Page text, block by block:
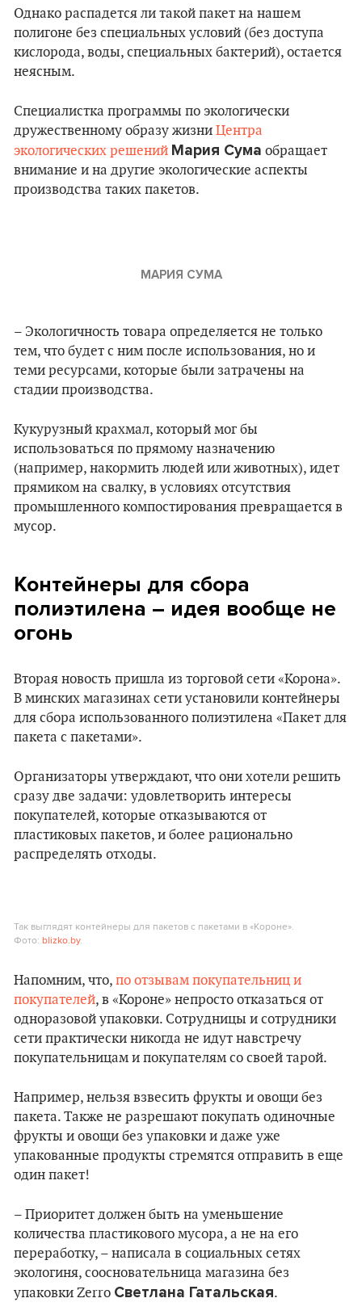
Однако распадется ли такой пакет на нашем
полигоне без специальных условий (без доступа
кислорода, воды, специальных бактерий), остается
неясным.
Специалистка программы по экологически
дружественному образу жизни Центра
экологических решений Мария Сума обращает
внимание и на другие экологические аспекты
производства таких пакетов.
МАРИЯ СУМА
– Экологичность товара определяется не только
тем, что будет с ним после использования, но и
теми ресурсами, которые были затрачены на
стадии производства.
Кукурузный крахмал, который мог бы
использоваться по прямому назначению
(например, накормить людей или животных), идет
прямиком на свалку, в условиях отсутствия
промышленного компостирования превращается в
мусор.
Контейнеры для сбора
полиэтилена – идея вообще не
огонь
Вторая новость пришла из торговой сети «Корона».
В минских магазинах сети установили контейнеры
для сбора использованного полиэтилена «Пакет для
пакета с пакетами».
Организаторы утверждают, что они хотели решить
сразу две задачи: удовлетворить интересы
покупателей, которые отказываются от
пластиковых пакетов, и более рационально
распределять отходы.
Так выглядят контейнеры для пакетов с пакетами в «Короне».
Фото: blizko.by.
Напомним, что, по отзывам покупательниц и
покупателей, в «Короне» непросто отказаться от
одноразовой упаковки. Сотрудницы и сотрудники
сети практически никогда не идут навстречу
покупательницам и покупателям со своей тарой.
Например, нельзя взвесить фрукты и овощи без
пакета. Также не разрешают покупать одиночные
фрукты и овощи без упаковки и даже уже
упакованные продукты стремятся отправить в еще
один пакет!
– Приоритет должен быть на уменьшение
количества пластикового мусора, а не на его
переработку, – написала в социальных сетях
экологиня, соосновательница магазина без
упаковки Zerro Светлана Гатальская.